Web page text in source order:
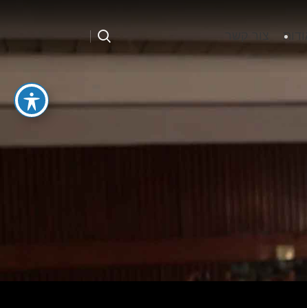
אודות